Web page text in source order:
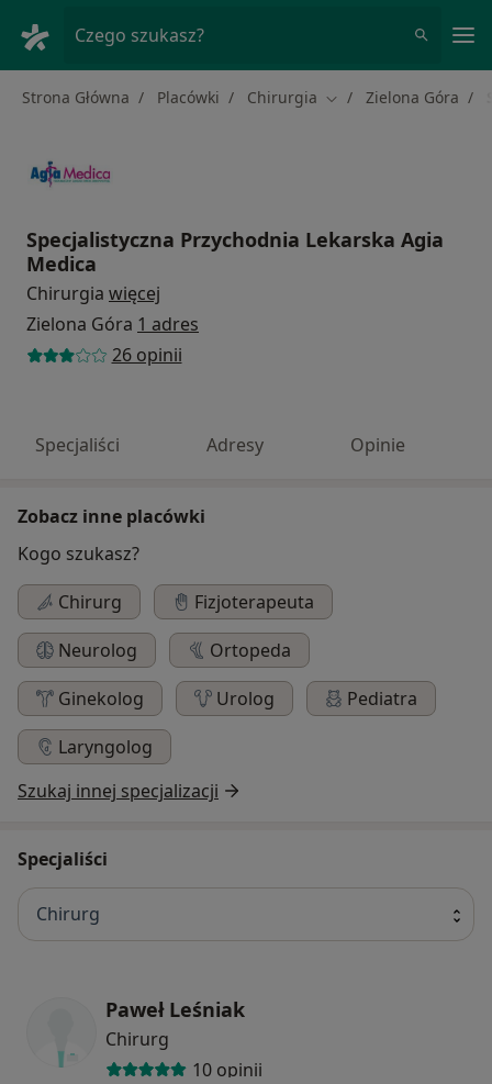
Czego szukasz?
Strona Główna Placówki Chirurgia Zmień miasto
Zielona Góra
Specjalistyczna Przychodnia Lekarska Agia
Medica
Chirurgia więcej
Zielona Góra 1 adres
26 opinii
Specjaliści Adresy Opinie
Zobacz inne placówki
Kogo szukasz?
Chirurg
Fizjoterapeuta
Neurolog
Ortopeda
Ginekolog
Urolog
Pediatra
Laryngolog
Szukaj innej specjalizacji
Specjaliści
Chirurg
Paweł Leśniak
Chirurg
10 opinii